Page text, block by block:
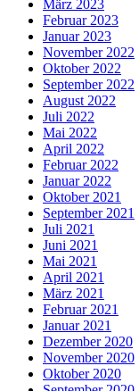
März 2023
Februar 2023
Januar 2023
November 2022
Oktober 2022
September 2022
August 2022
Juli 2022
Mai 2022
April 2022
Februar 2022
Januar 2022
Oktober 2021
September 2021
Juli 2021
Juni 2021
Mai 2021
April 2021
März 2021
Februar 2021
Januar 2021
Dezember 2020
November 2020
Oktober 2020